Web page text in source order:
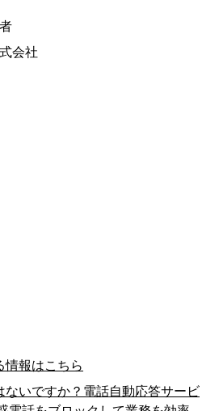
会社
情報はこちら
ないですか？電話自動応答サービ